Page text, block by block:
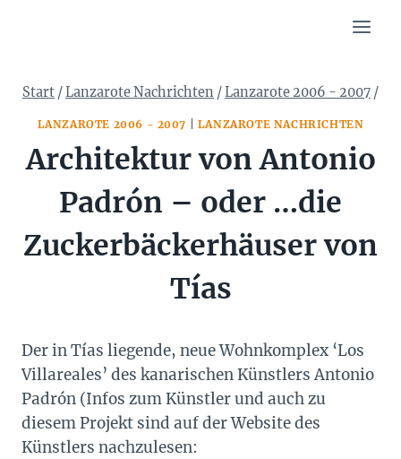
Start /Lanzarote Nachrichten /Lanzarote 2006 - 2007 /
LANZAROTE 2006 - 2007 LANZAROTE NACHRICHTEN
Architektur von Antonio
Padrón – oder …die
Zuckerbäckerhäuser von
Tías
Der in Tías liegende, neue Wohnkomplex ‘Los
Villareales’ des kanarischen Künstlers Antonio
Padrón (Infos zum Künstler und auch zu
diesem Projekt sind auf der Website des
Künstlers nachzulesen: